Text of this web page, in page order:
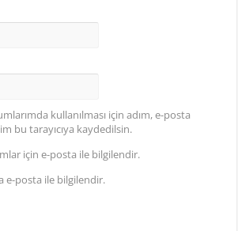
kullanılması için adım, e-posta
bu tarayıcıya kaydedilsin.
için e-posta ile bilgilendir.
e-posta ile bilgilendir.